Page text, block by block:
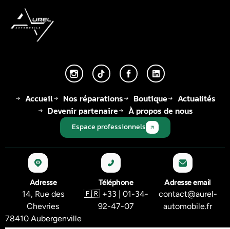
Accueil Nos réparations Boutique
Actualités
Devenir partenaire
À propos de nous
Espace professionnels
Adresse
14, Rue des
Chevries
78410 Aubergenville
Téléphone
🇫🇷 +33 | 01-34-
92-47-07
Adresse email
contact@aurel-
automobile.fr